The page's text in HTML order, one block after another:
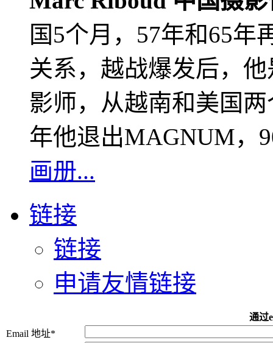
国5个月，57年和65年
关系，越战爆发后，
影师，从越南和美国
年他退出MAGNUM，
画册...
链接
链接
申请友情链接
通过
Email 地址*